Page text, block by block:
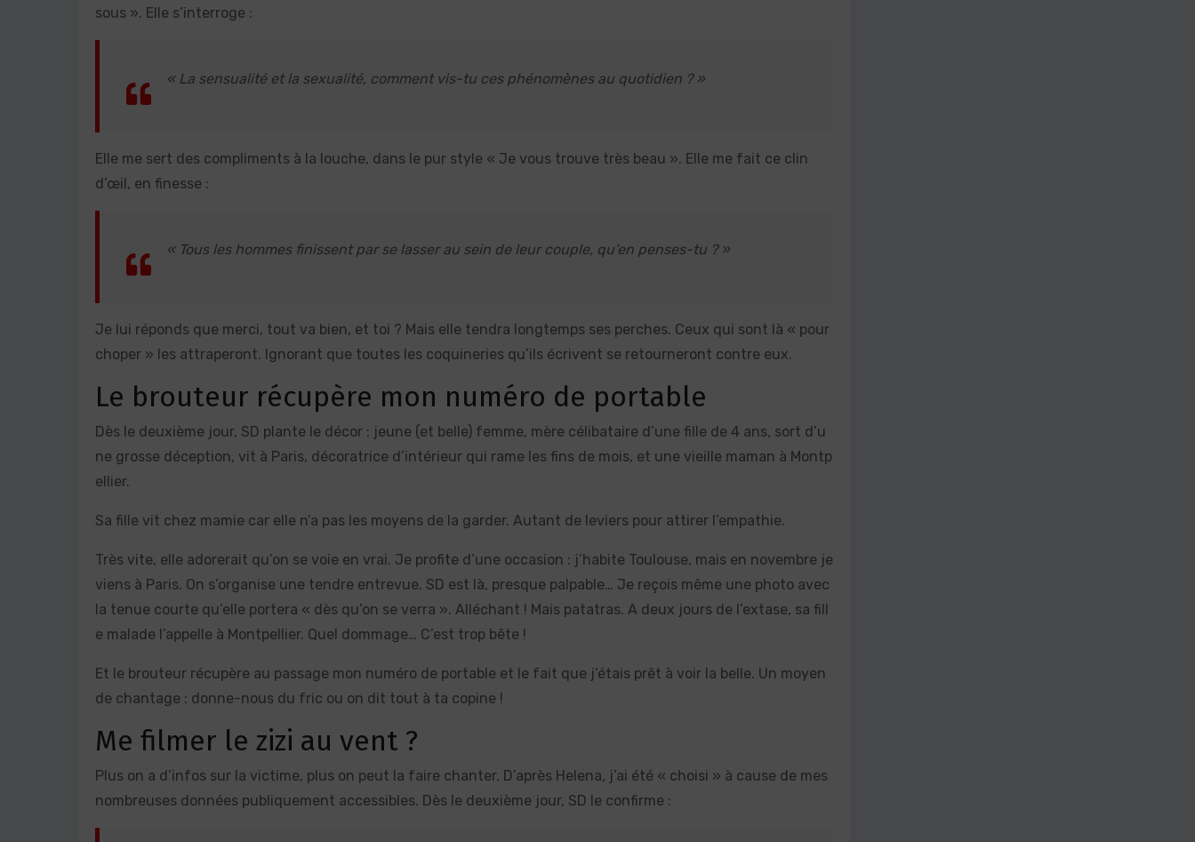
sous ». Elle s’interroge :
« La sensualité et la sexualité, comment vis-tu ces phénomènes au quotidien ? »
Elle me sert des compliments à la louche, dans le pur style « Je vous trouve très beau ». Elle me fait ce clin
d’œil, en finesse :
« Tous les hommes finissent par se lasser au sein de leur couple, qu’en penses-tu ? »
Je lui réponds que merci, tout va bien, et toi ? Mais elle tendra longtemps ses perches. Ceux qui sont là « pour
choper » les attraperont. Ignorant que toutes les coquineries qu’ils écrivent se retourneront contre eux.
Le brouteur récupère mon numéro de portable
Dès le deuxième jour, SD plante le décor : jeune (et belle) femme, mère célibataire d’une fille de 4 ans, sort d’u
ne grosse déception, vit à Paris, décoratrice d’intérieur qui rame les fins de mois, et une vieille maman à Montp
ellier.
Sa fille vit chez mamie car elle n’a pas les moyens de la garder. Autant de leviers pour attirer l’empathie.
Très vite, elle adorerait qu’on se voie en vrai. Je profite d’une occasion : j’habite Toulouse, mais en novembre je
viens à Paris. On s’organise une tendre entrevue. SD est là, presque palpable… Je reçois même une photo avec
la tenue courte qu’elle portera « dès qu’on se verra ». Alléchant ! Mais patatras. A deux jours de l’extase, sa fill
e malade l’appelle à Montpellier. Quel dommage… C’est trop bête !
Et le brouteur récupère au passage mon numéro de portable et le fait que j’étais prêt à voir la belle. Un moyen
de chantage : donne-nous du fric ou on dit tout à ta copine !
Me filmer le zizi au vent ?
Plus on a d’infos sur la victime, plus on peut la faire chanter. D’après Helena, j’ai été « choisi » à cause de mes
nombreuses données publiquement accessibles. Dès le deuxième jour, SD le confirme :